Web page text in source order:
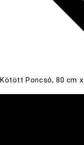
Kötött Poncsó, 80 cm x